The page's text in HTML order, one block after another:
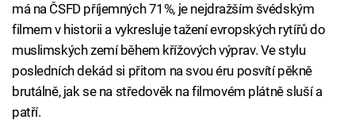
má na ČSFD příjemných 71%, je nejdražším švédským
filmem v historii a vykresluje tažení evropských rytířů do
muslimských zemí během křížových výprav. Ve stylu
posledních dekád si přitom na svou éru posvítí pěkně
brutálně, jak se na středověk na filmovém plátně sluší a
patří.